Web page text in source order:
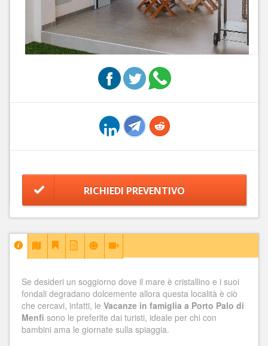
RICHIEDI PREVENTIVO
Se desideri un soggiorno dove il mare è cristallino e i suoi
fondali degradano dolcemente allora questa località è ciò
che cercavi, infatti, le Vacanze in famiglia a Porto Palo di
Menfi sono le preferite dai turisti, ideale per chi con
bambini ama le giornate sulla spiaggia.